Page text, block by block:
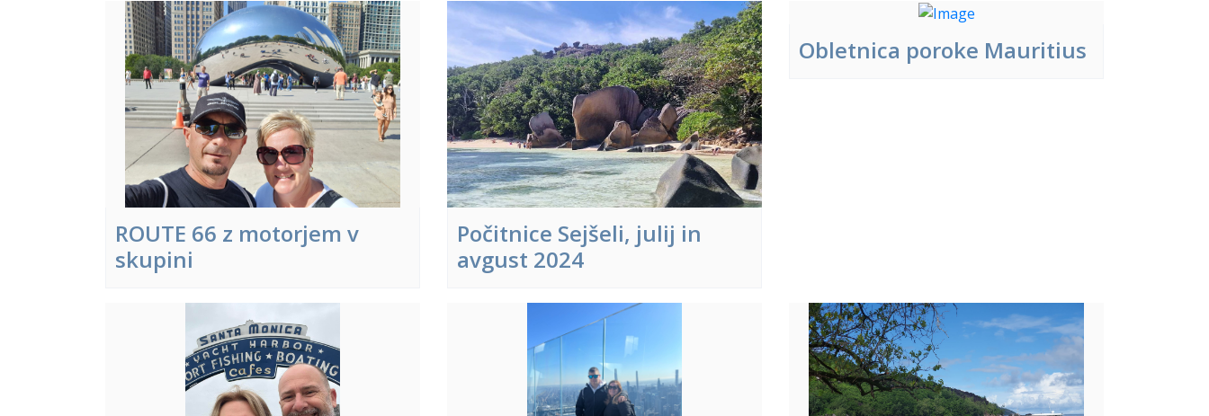
ROUTE 66 z motorjem v
skupini
Počitnice Sejšeli, julij in
avgust 2024
Obletnica poroke Mauritius